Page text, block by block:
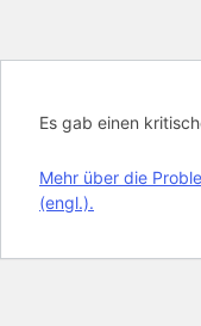
Es gab einen
Mehr über die
(engl.).